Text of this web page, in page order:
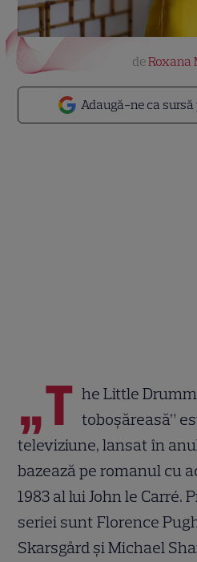
Adaugă-ne ca sursă
deRoxana
„T he Little
toboşăreasă”
televiziune, lansat în
bazează pe romanul cu
1983 al lui John le
seriei sunt Florence
Skarsgård și Michael